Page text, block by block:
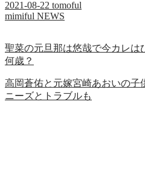
2021-08-22 tomoful
mimiful NEWS
聖菜の元旦那は悠哉で今カレは
何歳？
高岡蒼佑と元嫁宮崎あおいの子
ニーズとトラブルも